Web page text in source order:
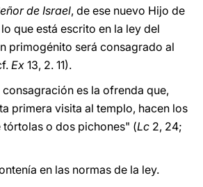
de Israel, de ese nuevo Hijo de
que está escrito en la ley del
primogénito será consagrado al
Ex 13, 2. 11).
es la ofrenda que,
primera visita al templo, hacen los
tórtolas o dos pichones" (Lc 2, 24;
en las normas de la ley.